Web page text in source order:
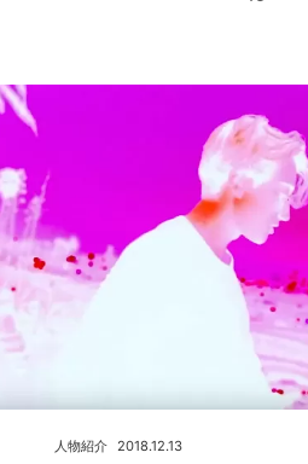
2018.12.13
人物紹介